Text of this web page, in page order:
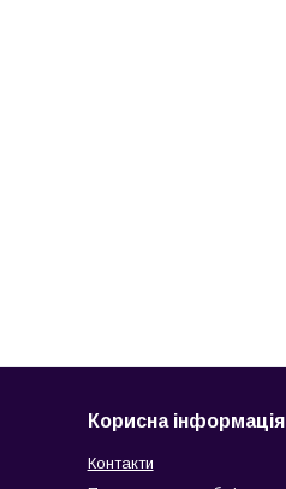
Корисна інформація
Контакти